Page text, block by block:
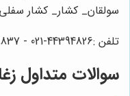
سولقان_ کشار_ کشار سفلی
تلفن :44394826-021 - 09125309837
سوالات متداول